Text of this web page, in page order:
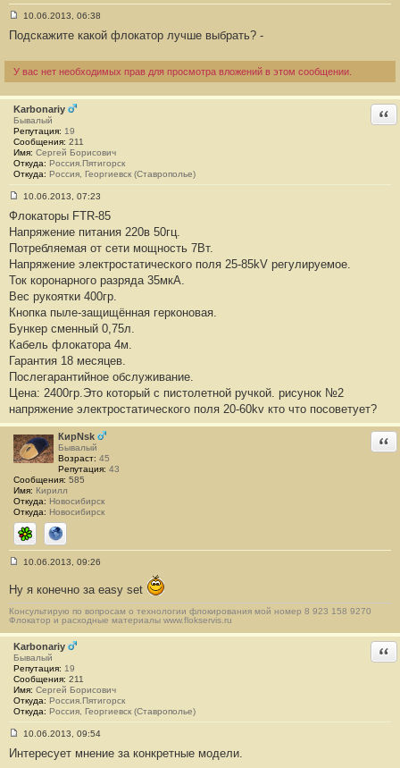
о
о
щ
е
и
е
#
4
5
10.06.2013, 06:38
Подскажите какой флокатор лучше выбрать? -
У вас нет необходимых прав для просмотра вложений в этом сообщении.
Karbonariy
Бывалый
Репутация: 19
Сообщения: 211
Имя: Сергей Борисович
Откуда: Россия.Пятигорск
Откуда: Россия, Георгиевск (Ставрополье)
о
б
щ
н
и
#
4
10.06.2013, 07:23
Флокаторы FTR-85
Напряжение питания 220в 50гц.
Потребляемая от сети мощность 7Вт.
Напряжение электростатического поля 25-85kV регулируемое.
Ток коронарного разряда 35мкА.
Вес рукоятки 400гр.
Кнопка пыле-защищённая герконовая.
Бункер сменный 0,75л.
Кабель флокатора 4м.
Гарантия 18 месяцев.
Послегарантийное обслуживание.
Цена: 2400гр.Это который с пистолетной ручкой. рисунок №2
напряжение электростатического поля 20-60kv кто что посоветует?
КирNsk
Бывалый
Возраст: 45
Репутация: 43
Сообщения: 585
Имя: Кирилл
Откуда: Новосибирск
Откуда: Новосибирск
ICQ Сайт
о
б
щ
е
н
и
е
#
4
7
10.06.2013, 09:26
Ну я конечно за easy set
Консультирую по вопросам о технологии флокирования мой номер 8 923 158 9270
Флокатор и расходные материалы www.flokservis.ru
Karbonariy
Бывалый
Репутация: 19
Сообщения: 211
Имя: Сергей Борисович
Откуда: Россия.Пятигорск
Откуда: Россия, Георгиевск (Ставрополье)
о
10.06.2013, 09:54
Интересует мнение за конкретные модели.